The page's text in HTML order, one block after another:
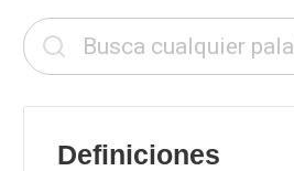
Definiciones